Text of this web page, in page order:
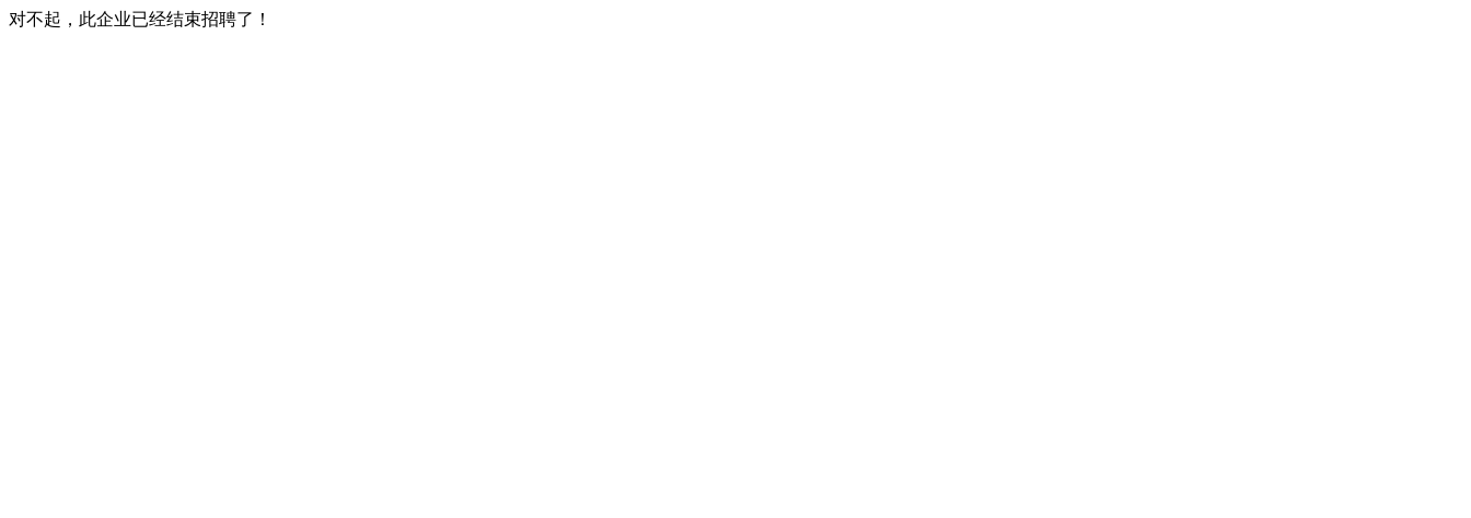
对不起，此企业已经结束招聘了！